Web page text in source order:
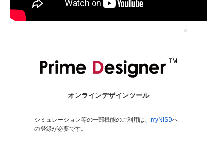
オンラインデザインツール
シミュレーション等の一部機能のご利用は、 myNISDへ
の登録が必要です。